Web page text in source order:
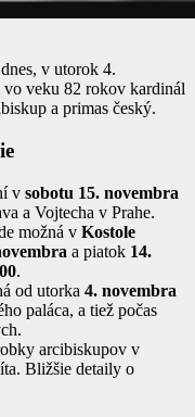
v utorok 4.
vo veku 82 rokov kardinál
a primas český.
v sobotu 15. novembra
a Vojtecha v Prahe.
možná v Kostole
a piatok 14.
.
od utorka 4. novembra
paláca, a tiež počas
arcibiskupov v
Bližšie detaily o